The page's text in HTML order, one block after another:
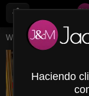
Webcams en vivo
Desconectado
Haciendo